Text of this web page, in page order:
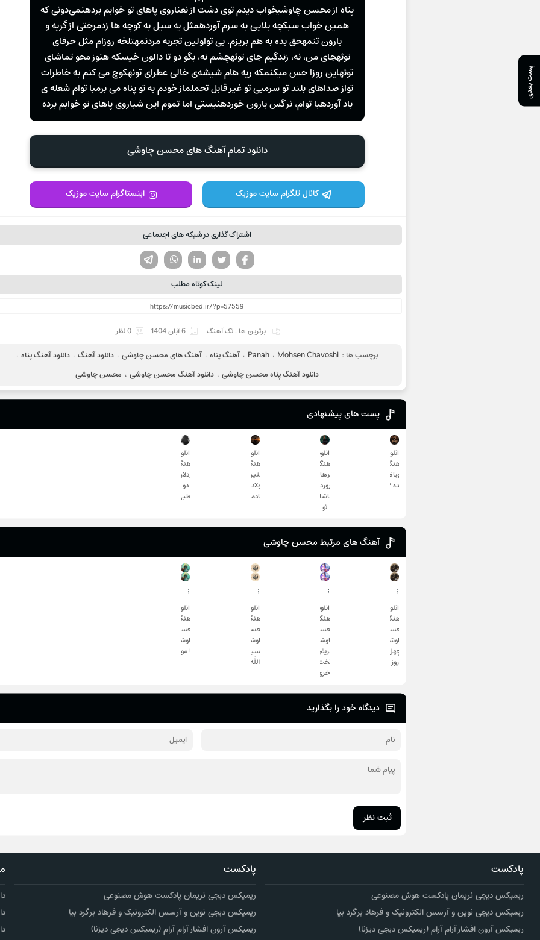
پست بعدی
پناه از محسن چاوشیخواب دیدم توی دشت از نعناروی پاهای تو خوابم بردهنمی‌دونی که
همین خواب سبکچه بلایی به سرم آوردهمثل یه سیل به کوچه‌ ها زدمرختى از گریه و
بارون تنمهحق بده به هم بریزم، بی تواولین تجربه مردنمهتلخه روزام مثل حرفاى
توئهجاى من، نه، زندگیم جاى توئهچشم نه، بگو دو تا دالون خیسکه هنوز محو تماشاى
توئهاین روزا حس میکنمکه ریه ‌هام شیشه‌ی خالی عطرای توئهکوچ می کنم به خاطرات
تواز صداهاى بلند تو سرمبى تو غیر قابل تحملماز خودم به تو پناه مى ‌برمبا توام شعله‌ ى
باد آوردهبا توام، نرگس بارون ‌خوردهنیستى اما تموم این شباروى پاهاى تو خوابم برده
دانلود تمام آهنگ های محسن چاوشی
کانال تلگرام سایت موزیک اینستاگرام سایت موزیک
اشتراک گذاری در شبکه های اجتماعی
لینکدین تویتر
فیسوک
لینک کوتاه مطلب
برترین ها ، تک آهنگ 6 آبان 1404 0 نظر
برچسب ها : Mohsen Chavoshi ، Panah ، آهنگ پناه ، آهنگ های محسن چاوشی ، دانلود آهنگ ، دانلود آهنگ پناه ،
دانلود آهنگ پناه محسن چاوشی ، دانلود آهنگ محسن چاوشی ، محسن چاوشی
پست های پیشنهادی
دانلود
آهنگ
ابویاض
بده ۲
دانلود
آهنگ
فرهاد
تاروردی
تماشای
تو
دانلود
آهنگ
متین
فولادی
یادمه
دانلود
آهنگ
اردلان
دو
قطبی
آهنگ های مرتبط محسن چاوشی
;
دانلود
آهنگ
محسن
چاوشی
چهل
روز
;
دانلود
آهنگ
محسن
چاوشی
مریض
تخت
آخری
;
دانلود
آهنگ
محسن
چاوشی
حسبی
الله
;
دانلود
آهنگ
محسن
چاوشی
یا مولا
دیدگاه خود را بگذارید
ثبت نظر
پادکست
ریمیکس دیجی نریمان پادکست هوش مصنوعی
ریمیکس دیجی نوین و آرسس الکترونیک و فرهاد برگرد بیا
ریمیکس آرون افشار آرام آرام (ریمیکس دیجی دیزنا)
پادکست
ریمیکس دیجی نریمان پادکست هوش مصنوعی
ریمیکس دیجی نوین و آرسس الکترونیک و فرهاد برگرد بیا
ریمیکس آرون افشار آرام آرام (ریمیکس دیجی دیزنا)